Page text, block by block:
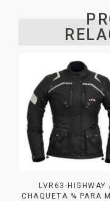
LVR63-HIGHWAY
CHAQUETA ¾ PARA